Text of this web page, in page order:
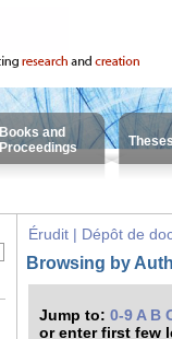
Books and
Proceedings
Érudit | Dépôt de
Browsing by
Jump to: 0-9 A B
or enter first few